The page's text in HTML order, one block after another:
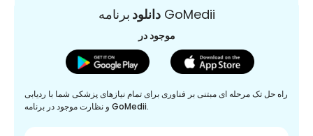
دانلودبرنامه GoMedii
موجود در
راه حل تک مرحله ای مبتنی بر فناوری برای تمام نیازهای پزشکی شما با ردیابی
و نظارت موجود در برنامه GoMedii.